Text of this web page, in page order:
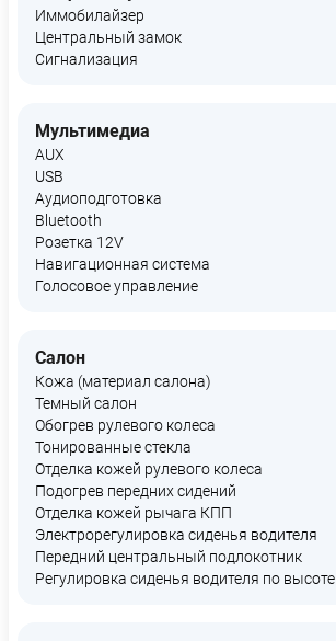
Иммобилайзер
Центральный замок
Сигнализация
Мультимедиа
AUX
USB
Аудиоподготовка
Bluetooth
Розетка 12V
Навигационная система
Голосовое управление
Салон
Кожа (материал салона)
Темный салон
Обогрев рулевого колеса
Тонированные стекла
Отделка кожей рулевого колеса
Подогрев передних сидений
Отделка кожей рычага КПП
Электрорегулировка сиденья водителя
Передний центральный подлокотник
Регулировка сиденья водителя по высоте